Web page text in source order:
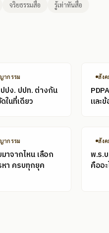
จริยธรรมสื่อ รู้เท่าทันสื่อ
ากรรม
ปง. ปปท. ต่างกัน
ในที่เดียว
สัง
และ
ากรรม
าจากไหน เลือก
า ครบทุกยุค
สัง
พ.ร.
คืออ